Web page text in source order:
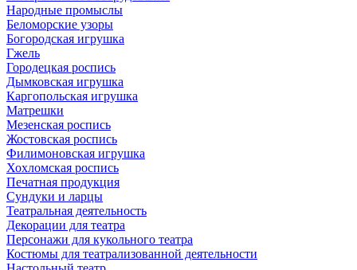
Народные промыслы
Беломорские узоры
Богородская игрушка
Гжель
Городецкая роспись
Дымковская игрушка
Каргопольская игрушка
Матрешки
Мезенская роспись
Жостовская роспись
Филимоновская игрушка
Хохломская роспись
Печатная продукция
Сундуки и ларцы
Театральная деятельность
Декорации для театра
Персонажи для кукольного театра
Костюмы для театрализованной деятельности